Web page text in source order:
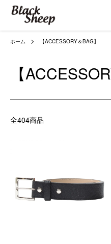
ホーム 【ACCESSORY＆BAG】
【
全404商品